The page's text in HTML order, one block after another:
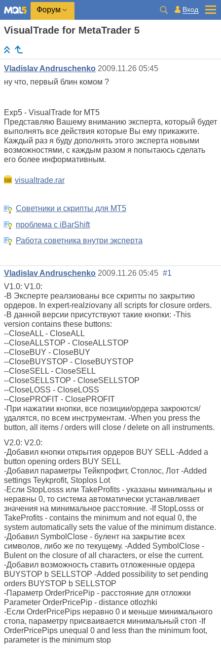
Форум Вход
VisualTrade for MetaTrader 5
Vladislav Andruschenko 2009.11.26 05:45
ну что, первый блин комом ?
Exp5 - VisualTrade for MT5
Представляю Вашему вниманию эксперта, который будет
выполнять все действия которые Вы ему прикажите.
Каждый раз я буду дополнять этого эксперта новыми
возможностями, с каждым разом я попытаюсь сделать
его более информативным.
visualtrade.rar
Советники и скрипты для МТ5
проблема с iBarShift
Работа советника внутри эксперта
Vladislav Andruschenko 2009.11.26 05:45 #1
V1.0: V1.0:
-В Эксперте реалзиованы все скрипты по закрытию
ордеров. In expert-realziovany all scripts for closure orders.
-В данной версии присутствуют такие кнопки: -This
version contains these buttons:
--CloseALL - CloseALL
--CloseALLSTOP - CloseALLSTOP
--CloseBUY - CloseBUY
--CloseBUYSTOP - CloseBUYSTOP
--CloseSELL - CloseSELL
--CloseSELLSTOP - CloseSELLSTOP
--CloseLOSS - CloseLOSS
--ClosePROFIT - ClosePROFIT
-При нажатии кнопки, все позиции/ордера закроются/
удалятся, по всем инструментам. -When you press the
button, all items / orders will close / delete on all instruments.
V2.0: V2.0:
-Добавил кнопки открытия ордеров BUY SELL -Added a
button opening orders BUY SELL
-Добавил параметры Тейкпрофит, Стоплос, Лот -Added
settings Teykprofit, Stoplos Lot
-Если StopLosss или TakeProfits - указаны минимальны и
неравны 0, то система автоматически устанавливает
значения на минимальное расстояние. -If StopLosss or
TakeProfits - contains the minimum and not equal 0, the
system automatically sets the value of the minimum distance.
-Добавил SymbolClose - булент на закрытие всех
символов, либо же по текущему. -Added SymbolClose -
Bulent on the closure of all characters, or else the current.
-Добавил возможность ставить отложенные ордера
BUYSTOP b SELLSTOP -Added possibility to set pending
orders BUYSTOP b SELLSTOP
-Параметр OrderPricePip - расстояние для отложки
Parameter OrderPricePip - distance otlozhki
-Если OrderPricePips неравно 0 и меньше минимального
стопа, параметру присваивается минимальный стоп -If
OrderPricePips unequal 0 and less than the minimum foot,
parameter is the minimum stop